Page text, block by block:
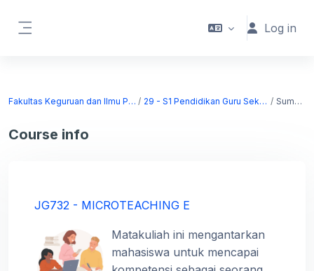
Log in
Fakultas Keguruan dan Ilmu Pendidikan 29 - S1 Pendidikan Guru Sekolah Dasar Summary
Course info
JG732 - MICROTEACHING E
Matakuliah ini mengantarkan
mahasiswa untuk mencapai